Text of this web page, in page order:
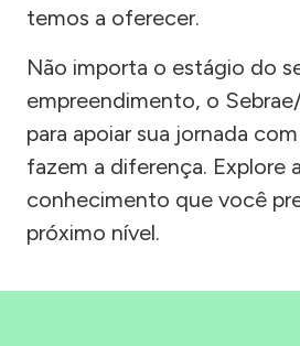
temos a oferecer.
Não importa o estágio do
empreendimento, o
para apoiar sua jornada
fazem a diferença. Explore
conhecimento que você
próximo nível.